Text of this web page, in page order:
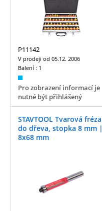
P11142
V prodeji od 05.12. 2006
Balení : 1
Pro zobrazení informací je
nutné být přihlášený
STAVTOOL Tvarová fréza
do dřeva, stopka 8 mm |
8x68 mm